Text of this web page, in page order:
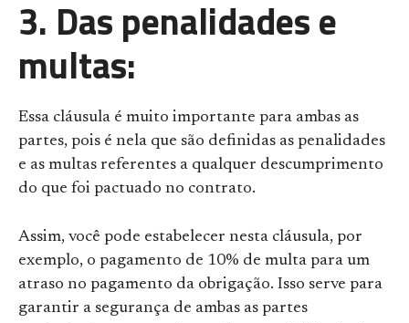
3. Das penalidades e
multas:
Essa cláusula é muito importante para ambas as
partes, pois é nela que são definidas as penalidades
e as multas referentes a qualquer descumprimento
do que foi pactuado no contrato.
Assim, você pode estabelecer nesta cláusula, por
exemplo, o pagamento de 10% de multa para um
atraso no pagamento da obrigação. Isso serve para
garantir a segurança de ambas as partes